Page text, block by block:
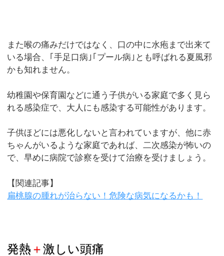
また喉の痛みだけではなく、口の中に水疱まで出来て
いる場合、｢手足口病｣｢プール病｣とも呼ばれる夏風邪
かも知れません。
幼稚園や保育園などに通う子供がいる家庭で多く見ら
れる感染症で、大人にも感染する可能性があります。
子供ほどには悪化しないと言われていますが、他に赤
ちゃんがいるような家庭であれば、二次感染が怖いの
で、早めに病院で診察を受けて治療を受けましょう。
【関連記事】
扁桃腺の腫れが治らない！危険な病気になるかも！
発熱 ＋激しい頭痛